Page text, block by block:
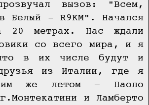
вызов: "Всем,
Белый - R9KM". Начался
метрах. Нас ждали
со всего мира, и я
в их числе будут и
из Италии, где я
же летом — Паоло
и Ламберто